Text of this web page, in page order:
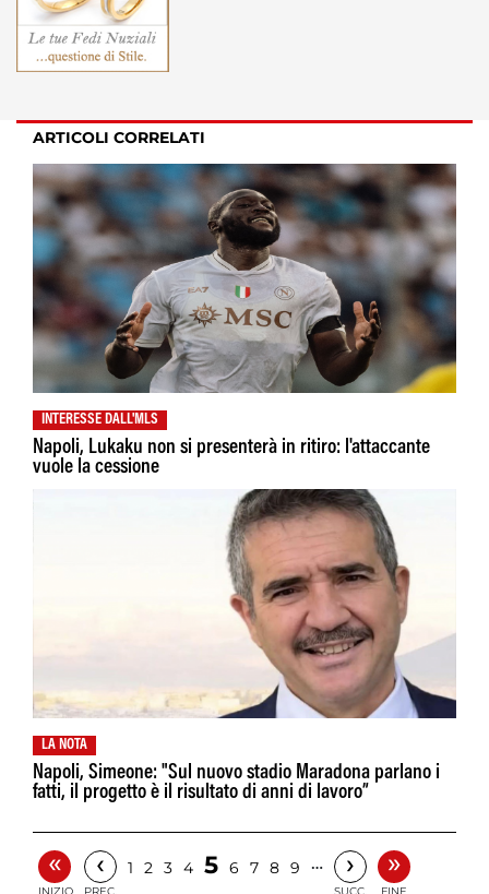
ARTICOLI CORRELATI
INTERESSE DALL'MLS
Napoli, Lukaku non si presenterà in ritiro: l'attaccante
vuole la cessione
LA NOTA
Napoli, Simeone: "Sul nuovo stadio Maradona parlano i
fatti, il progetto è il risultato di anni di lavoro”
«
INIZIO
‹
PREC.
1 2 3 4 5 6 7 8 9 … ›
SUCC.
»
FINE